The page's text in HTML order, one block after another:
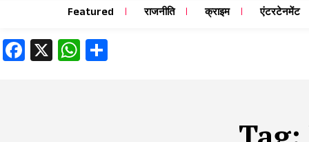
Featured राजनीति क्राइम एंटरटेनमेंट
Facebook
X WhatsApp